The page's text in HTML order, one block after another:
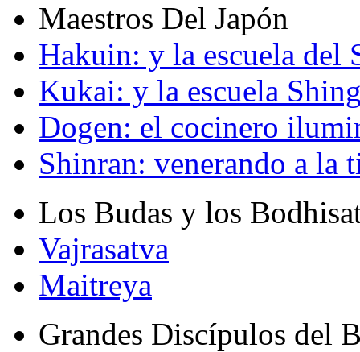
Maestros Del Japón
Hakuin: y la escuela del
Kukai: y la escuela
Dogen: el cocinero
Shinran: venerando a la
Los Budas y los
Vajrasatva
Maitreya
Grandes Discípulos del